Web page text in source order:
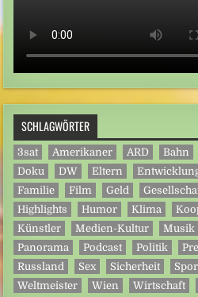
SCHLAGWÖRTER
3sat Amerikaner ARD Bahn
Doku
DW Eltern
Familie
Film Geld
Highlights
Humor Klima
Künstler
Medien-Kultur Musik
Panorama
Podcast Politik
Russland
Sex Sicherheit
Weltmeister
Wien Wirtschaft